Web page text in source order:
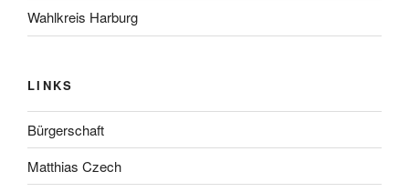
Wahlkreis Harburg
LINKS
Bürgerschaft
Matthias Czech